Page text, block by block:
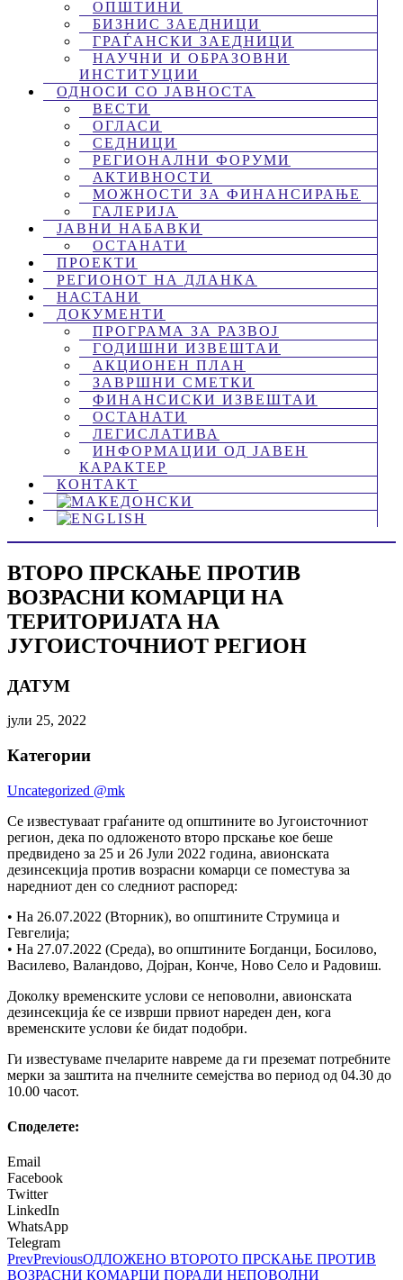
ОПШТИНИ
БИЗНИС ЗАЕДНИЦИ
ГРАЃАНСКИ ЗАЕДНИЦИ
НАУЧНИ И ОБРАЗОВНИ
ИНСТИТУЦИИ
ОДНОСИ СО ЈАВНОСТА
ВЕСТИ
ОГЛАСИ
СЕДНИЦИ
РЕГИОНАЛНИ ФОРУМИ
АКТИВНОСТИ
МОЖНОСТИ ЗА ФИНАНСИРАЊЕ
ГАЛЕРИЈА
ЈАВНИ НАБАВКИ
ОСТАНАТИ
ПРОЕКТИ
РЕГИОНОТ НА ДЛАНКА
НАСТАНИ
ДОКУМЕНТИ
ПРОГРАМА ЗА РАЗВОЈ
ГОДИШНИ ИЗВЕШТАИ
АКЦИОНЕН ПЛАН
ЗАВРШНИ СМЕТКИ
ФИНАНСИСКИ ИЗВЕШТАИ
ОСТАНАТИ
ЛЕГИСЛАТИВА
ИНФОРМАЦИИ ОД ЈАВЕН
КАРАКТЕР
КОНТАКТ
ВТОРО ПРСКАЊЕ ПРОТИВ
ВОЗРАСНИ КОМАРЦИ НА
ТЕРИТОРИЈАТА НА
ЈУГОИСТОЧНИОТ РЕГИОН
ДАТУМ
јули 25, 2022
Категории
Uncategorized @mk
Се известуваат граѓаните од општините во Југоисточниот
регион, дека по одложеното второ прскање кое беше
предвидено за 25 и 26 Јули 2022 година, авионската
дезинсекција против возрасни комарци се поместува за
наредниот ден со следниот распоред:
• На 26.07.2022 (Вторник), во општините Струмица и
Гевгелија;
• На 27.07.2022 (Среда), во општините Богданци, Босилово,
Василево, Валандово, Дојран, Конче, Ново Село и Радовиш.
Доколку временските услови се неповолни, авионската
дезинсекција ќе се изврши првиот нареден ден, кога
временските услови ќе бидат подобри.
Ги известуваме пчеларите навреме да ги преземат потребните
мерки за заштита на пчелните семејства во период од 04.30 до
10.00 часот.
Споделeте:
Email
Facebook
Twitter
LinkedIn
WhatsApp
Telegram
PrevPreviousОДЛОЖЕНО ВТОРОТО ПРСКАЊЕ ПРОТИВ
ВОЗРАСНИ КОМАРЦИ ПОРАДИ НЕПОВОЛНИ